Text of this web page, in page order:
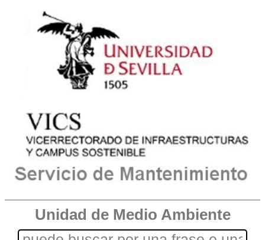
Unidad de Medio Ambiente